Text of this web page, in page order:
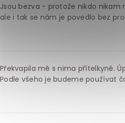
Jsou bezva - protože nikdo
ale i tak se nám je povedlo bez
Překvapila mě s nima přítelkyně.
Podle všeho je budeme používat